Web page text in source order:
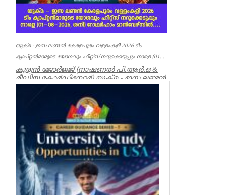
യുക്മ - ഇസ ലണ്ടൻ കേരളപൂരം വള്ളംകളി 2026 ടീം
ക്യാപ്റ്റൻമാരുടെ യോഗവും ഹീറ്റ്സ് നറുക്കെടുപ്പും നാളെ (01...
കുര്യൻ ജോർജജ് (നാഷണൽ പി.ആർ.ഒ &
മീഡിയ കോർഡിനേറ്റർ) യുക്മ - ഇസ ലണ്ടൻ